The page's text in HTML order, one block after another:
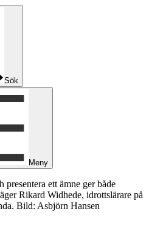
Sök
Meny
ett ämne ger både
Rikard Widhede, idrottslärare på
Bild: Asbjörn Hansen